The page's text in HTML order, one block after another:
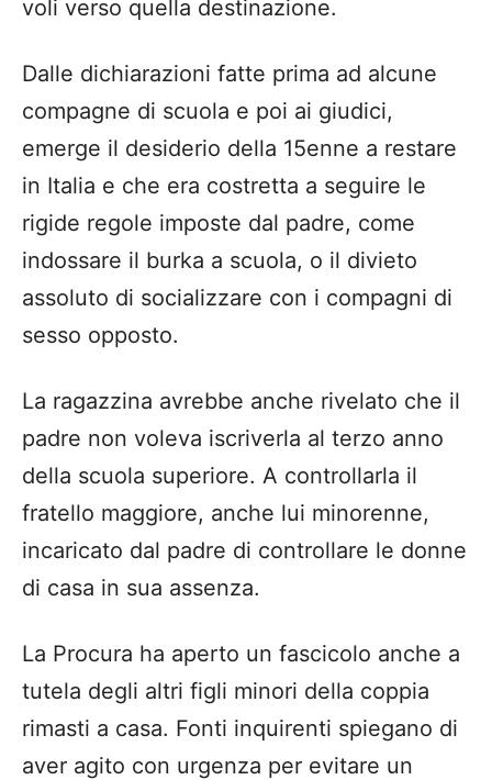
voli verso quella destinazione.
Dalle dichiarazioni fatte prima ad alcune
compagne di scuola e poi ai giudici,
emerge il desiderio della 15enne a restare
in Italia e che era costretta a seguire le
rigide regole imposte dal padre, come
indossare il burka a scuola, o il divieto
assoluto di socializzare con i compagni di
sesso opposto.
La ragazzina avrebbe anche rivelato che il
padre non voleva iscriverla al terzo anno
della scuola superiore. A controllarla il
fratello maggiore, anche lui minorenne,
incaricato dal padre di controllare le donne
di casa in sua assenza.
La Procura ha aperto un fascicolo anche a
tutela degli altri figli minori della coppia
rimasti a casa. Fonti inquirenti spiegano di
aver agito con urgenza per evitare un